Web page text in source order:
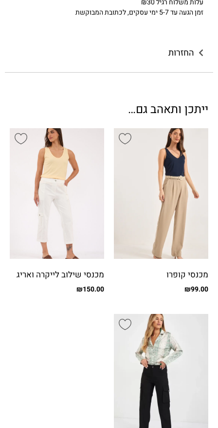
זמן הגעה עד 5-7 ימי עסקים, לכתובת המבוקשת
החזרות
ייתכן ותאהב גם…
מכנסי קופרו
₪99.00
מכנסי שילוב לייקרה ואריג
עם כיסים
₪150.00